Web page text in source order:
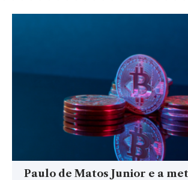
Paulo de Matos Junior e a